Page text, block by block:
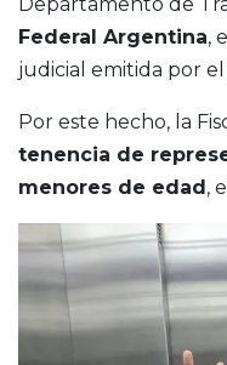
Federal Argentina,
judicial emitida por el
Por este hecho, la
tenencia de
menores de edad,